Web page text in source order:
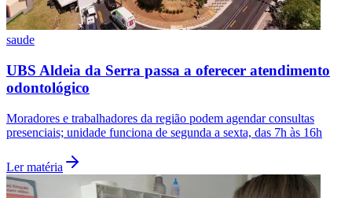
saude
UBS Aldeia da Serra passa a oferecer atendimento
odontológico
Moradores e trabalhadores da região podem agendar consultas
presenciais; unidade funciona de segunda a sexta, das 7h às 16h
Ler matéria